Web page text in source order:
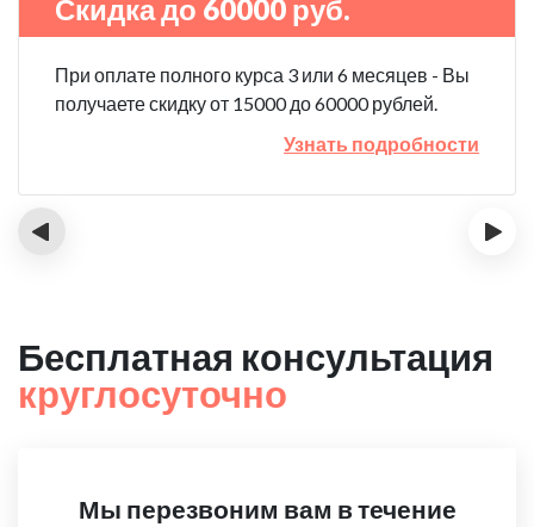
Скидка до 60000 руб.
При оплате полного курса 3 или 6 месяцев - Вы
получаете скидку от 15000 до 60000 рублей.
Узнать подробности
‹ ›
Бесплатная консультация
круглосуточно
Мы перезвоним вам в течение